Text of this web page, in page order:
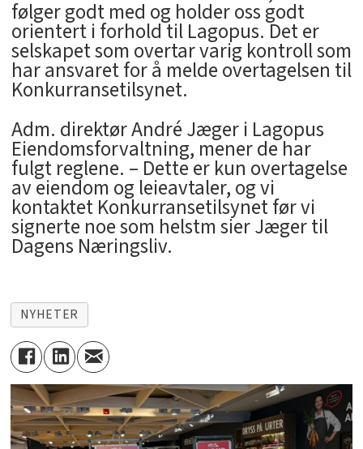
følger godt med og holder oss godt
orientert i forhold til Lagopus. Det er
selskapet som overtar varig kontroll som
har ansvaret for å melde overtagelsen til
Konkurransetilsynet.
Adm. direktør André Jæger i Lagopus
Eiendomsforvaltning, mener de har
fulgt reglene. – Dette er kun overtagelse
av eiendom og leieavtaler, og vi
kontaktet Konkurransetilsynet før vi
signerte noe som helstm sier Jæger til
Dagens Næringsliv.
NYHETER